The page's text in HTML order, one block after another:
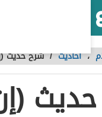
،أحاديث /شرح حديث